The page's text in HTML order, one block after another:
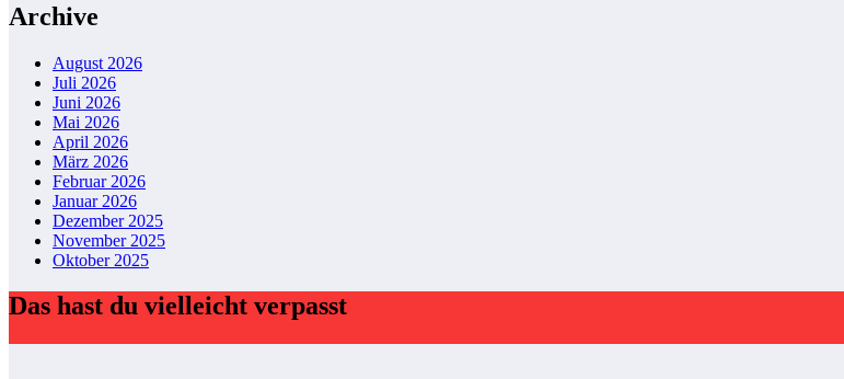
Archive
August 2026
Juli 2026
Juni 2026
Mai 2026
April 2026
März 2026
Februar 2026
Januar 2026
Dezember 2025
November 2025
Oktober 2025
Das hast du vielleicht verpasst